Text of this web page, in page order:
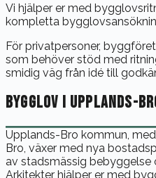
Vi hjälper er med
kompletta
För privatpersoner,
som behöver stöd med
smidig väg från idé till
BYGGLOV I UPPLANDS-
Upplands-Bro kommun,
Bro, växer med nya
av stadsmässig bebyggelse
Arkitekter hjälper er med